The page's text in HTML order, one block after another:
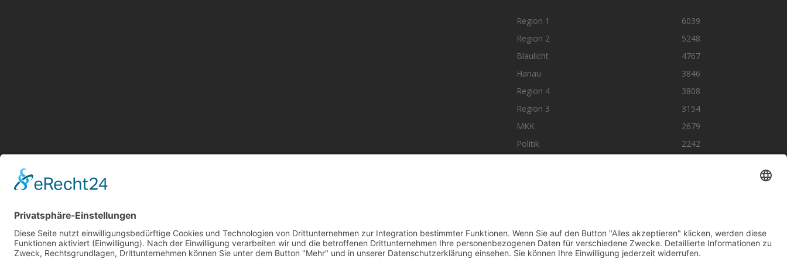
Region 1
6039
Region 2
5248
Blaulicht
4767
Hanau
3846
Region 4
3808
Region 3
3154
MKK
2679
Politik
2242
Kontaktiere uns: team@mkk-echo.de
Folge uns auf SocialMedia